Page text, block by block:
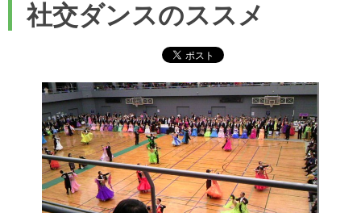
社交ダンスのススメ